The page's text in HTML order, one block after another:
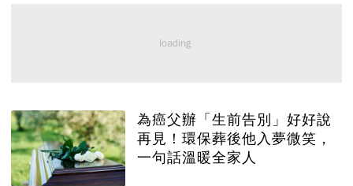
為癌父辦「生前告別」好好說
再見！環保葬後他入夢微笑，
一句話溫暖全家人